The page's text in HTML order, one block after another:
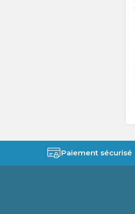
Paiement sécurisé